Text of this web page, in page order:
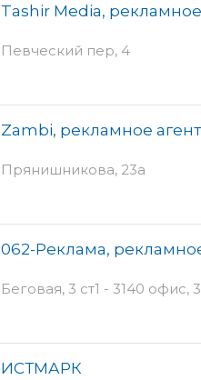
Tashir Media, рекламное
Певческий пер, 4
Zambi, рекламное
Прянишникова, 23а
062-Реклама,
Беговая, 3 ст1 - 3140
ИСТМАРК